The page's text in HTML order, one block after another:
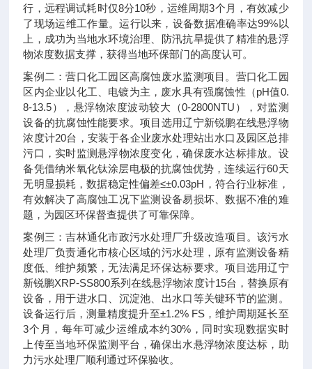
行，远程调试耗时仅8分10秒，运维周期3个月，有效减少
了现场运维工作量。运行以来，设备数据准确率达99%以
上，成功为当地水环境治理、防汛抗旱提供了精准的悬浮
物浓度数据支撑，获得当地环保部门的高度认可。
案例二：营口化工园区高腐蚀废水监测项目。营口化工园
区内企业以化工、电镀为主，废水具有强腐蚀性（pH值0.
8-13.5），悬浮物浓度波动较大（0-2800NTU），对监测
设备的抗腐蚀性能要求。项目选用辽宁新锐鹏在线悬浮物
浓度计20台，安装于各企业废水处理站出水口及园区总排
污口，实时监测悬浮物浓度变化，确保废水达标排放。设
备凭借纳米氧化钛涂层电极的抗腐蚀优势，连续运行60天
无明显损耗，数据稳定性偏差≤±0.03pH，符合行业标准，
有效解决了高腐蚀工况下监测设备易损坏、数据不准的难
题，为园区环保督查提供了可靠保障。
案例三：吉林通化市政污水处理厂升级改造项目。该污水
处理厂负责通化市核心区域的污水处理，原有监测设备精
度低、维护频繁，无法满足环保达标要求。项目选用辽宁
新锐鹏XRP-SS800系列在线悬浮物浓度计15台，替换原有
设备，用于进水口、沉淀池、出水口等关键环节的监测。
设备运行后，测量精度提升至±1.2% FS，维护周期延长至
3个月，每年可减少运维成本约30%，同时实现数据实时
上传至当地环保监测平台，确保出水悬浮物浓度达标，助
力污水处理厂顺利通过环保验收。